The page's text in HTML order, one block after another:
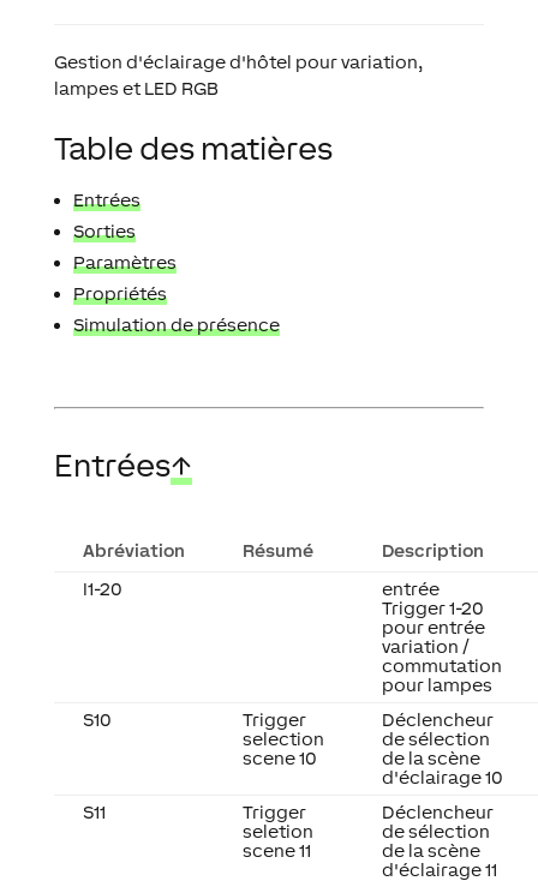
Gestion d'éclairage d'hôtel pour variation,
lampes et LED RGB
Table des matières
Entrées
Sorties
Paramètres
Propriétés
Simulation de présence
Entrées↑
Abréviation Résumé
Description
I1-20
entrée
Trigger 1-20
pour entrée
variation /
commutation
pour lampes
S10
Trigger
selection
scene 10
Déclencheur
de sélection
de la scène
d'éclairage 10
S11
Trigger
seletion
scene 11
Déclencheur
de sélection
de la scène
d'éclairage 11